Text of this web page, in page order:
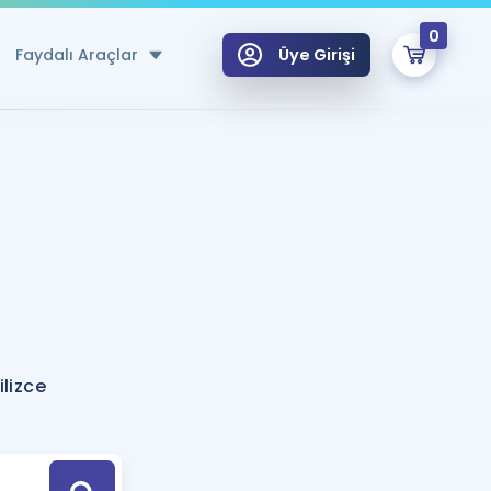
Faydalı Araçlar
Hesaplama Aracı
için Öneriler
Tek Takvimde
Üye Girişi
0